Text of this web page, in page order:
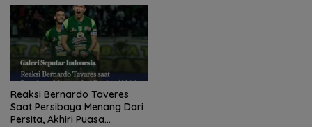
Trofi?
Reaksi Bernardo Taveres
Saat Persibaya Menang Dari
Persita, Akhiri Puasa